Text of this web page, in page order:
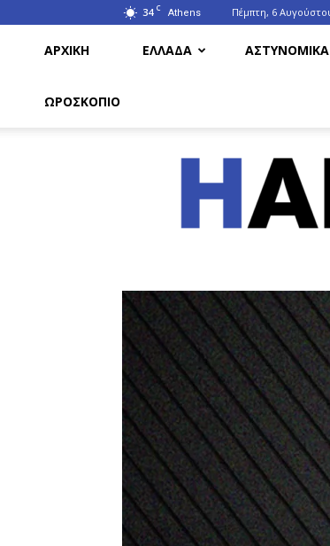
34 C Athens Πέμπτη, 6
ΑΡΧΙΚΗ ΕΛΛΑΔΑ ΑΣΤΥΝΟΜΙΚΑ
ΩΡΟΣΚΟΠΙΟ